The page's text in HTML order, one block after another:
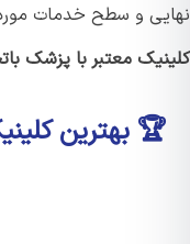
و سطح خدمات
معتبر با پزشک
🏆 بهترین